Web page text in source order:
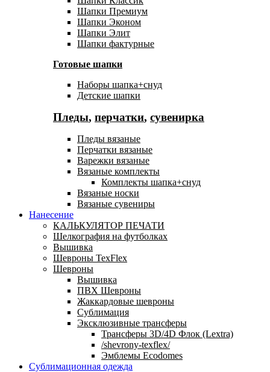
Шапки Премиум
Шапки Эконом
Шапки Элит
Шапки фактурные
Готовые шапки
Наборы шапка+снуд
Детские шапки
Пледы, перчатки, сувенирка
Пледы вязаные
Перчатки вязаные
Варежки вязаные
Вязаные комплекты
Комплекты шапка+снуд
Вязаные носки
Вязаные сувениры
Нанесение
КАЛЬКУЛЯТОР ПЕЧАТИ
Шелкография на футболках
Вышивка
Шевроны TexFlex
Шевроны
Вышивка
ПВХ Шевроны
Жаккардовые шевроны
Сублимация
Эксклюзивные трансферы
Трансферы 3D/4D Флок (Lextra)
/shevrony-texflex/
Эмблемы Ecodomes
Сублимационная одежда